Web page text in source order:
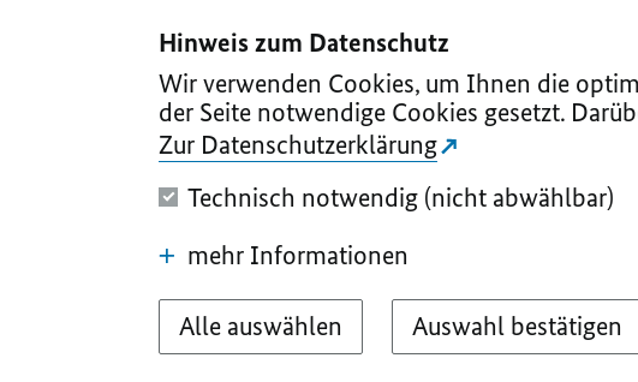
Hinweis zum Datenschutz
Wir verwenden Cookies, um Ihnen die
der Seite notwendige Cookies gesetzt.
Zur Datenschutzerklärung
Technisch notwendig (nicht abwählbar)
mehr Informationen
Alle auswählen Auswahl bestätigen